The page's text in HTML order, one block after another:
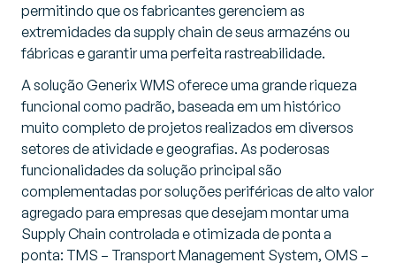
permitindo que os fabricantes gerenciem as
extremidades da supply chain de seus armazéns ou
fábricas e garantir uma perfeita rastreabilidade.
A solução Generix WMS oferece uma grande riqueza
funcional como padrão, baseada em um histórico
muito completo de projetos realizados em diversos
setores de atividade e geografias. As poderosas
funcionalidades da solução principal são
complementadas por soluções periféricas de alto valor
agregado para empresas que desejam montar uma
Supply Chain controlada e otimizada de ponta a
ponta: TMS – Transport Management System, OMS –